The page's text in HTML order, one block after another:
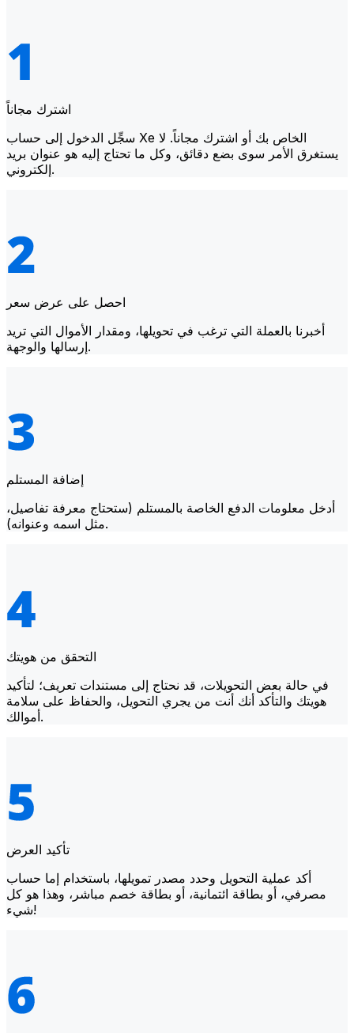
اشترك مجاناً
سجِّل الدخول إلى حساب Xe الخاص بك أو اشترك مجاناً. لا
يستغرق الأمر سوى بضع دقائق، وكل ما تحتاج إليه هو عنوان بريد
إلكتروني.
احصل على عرض سعر
أخبرنا بالعملة التي ترغب في تحويلها، ومقدار الأموال التي تريد
إرسالها والوجهة.
إضافة المستلم
أدخل معلومات الدفع الخاصة بالمستلم (ستحتاج معرفة تفاصيل،
مثل اسمه وعنوانه).
التحقق من هويتك
في حالة بعض التحويلات، قد نحتاج إلى مستندات تعريف؛ لتأكيد
هويتك والتأكد أنك أنت من يجري التحويل، والحفاظ على سلامة
أموالك.
تأكيد العرض
أكد عملية التحويل وحدد مصدر تمويلها، باستخدام إما حساب
مصرفي، أو بطاقة ائتمانية، أو بطاقة خصم مباشر، وهذا هو كل
شيء!